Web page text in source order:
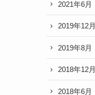
2021年6月
2019年12月
2019年8月
2018年12月
2018年6月